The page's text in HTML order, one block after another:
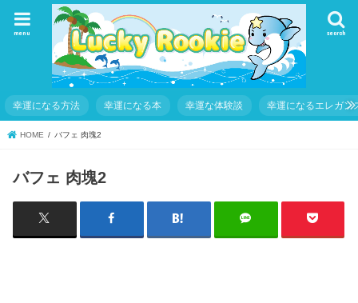
search
menu
幸運になる方法 幸運になる本 幸運な体験談 幸運になるエレガン
HOME バフェ 肉塊2
バフェ 肉塊2